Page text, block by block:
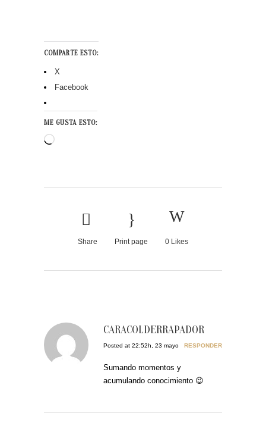
COMPARTE ESTO:
X
Facebook
ME GUSTA ESTO:
Cargando...
Share Print page 0 Likes
CARACOLDERRAPADOR
Posted at 22:52h, 23 mayo RESPONDER
Sumando momentos y
acumulando conocimiento 😉